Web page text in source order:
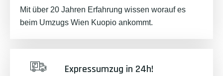
Mit über 20 Jahren Erfahrung wissen worauf es
beim Umzugs Wien Kuopio ankommt.
Expressumzug in 24h!